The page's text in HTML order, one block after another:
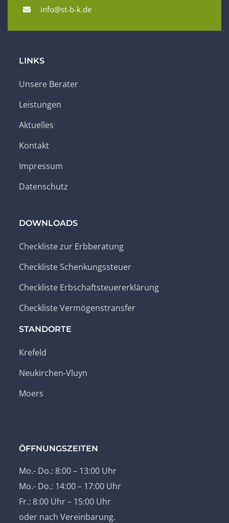
info@st-b-k.de
LINKS
Unsere Berater
Leistungen
Aktuelles
Kontakt
Impressum
Datenschutz
DOWNLOADS
Checkliste zur Erbberatung
Checkliste Schenkungssteuer
Checkliste Erbschaftsteuererklärung
Checkliste Vermögenstransfer
STANDORTE
Krefeld
Neukirchen-Vluyn
Moers
ÖFFNUNGSZEITEN
Mo.- Do.: 8:00 – 13:00 Uhr
Mo.- Do.: 14:00 – 17:00 Uhr
Fr.: 8:00 Uhr – 15:00 Uhr
oder nach Vereinbarung.